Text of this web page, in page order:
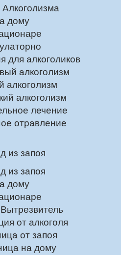
дому
для алкоголиков
алкоголизм
алкоголизм
алкоголизм
лечение
отравление
из запоя
из запоя
дому
от алкоголя
от запоя
на дому